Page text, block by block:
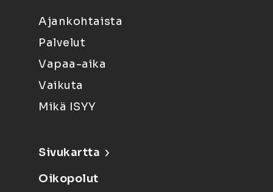
Ajankohtaista
Palvelut
Vapaa-aika
Vaikuta
Mikä ISYY
Sivukartta
Oikopolut